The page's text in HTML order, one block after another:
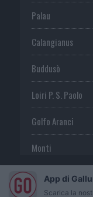
Palau
Calangianus
Buddusò
Loiri P. S. Paolo
Golfo Aranci
Monti
TeltiApp di
Scarica la